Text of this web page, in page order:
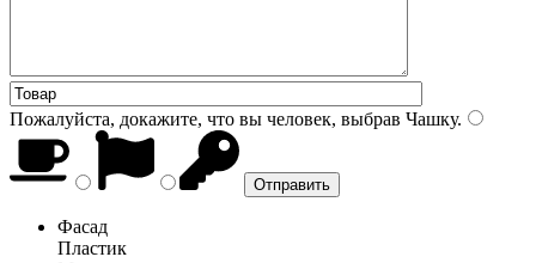
Пожалуйста, докажите, что вы человек, выбрав Чашку.
Фасад
Пластик